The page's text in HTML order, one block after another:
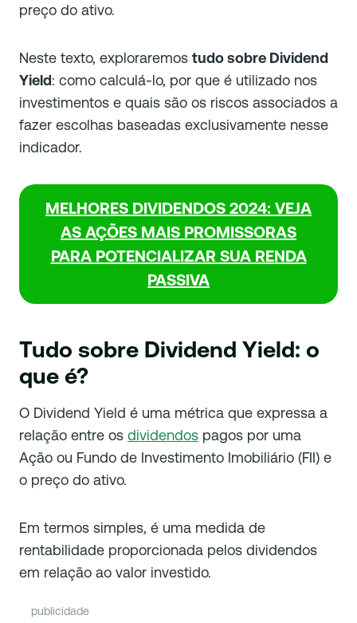
preço do ativo.
Neste texto, exploraremos tudo sobre Dividend
Yield: como calculá-lo, por que é utilizado nos
investimentos e quais são os riscos associados a
fazer escolhas baseadas exclusivamente nesse
indicador.
MELHORES DIVIDENDOS 2024: VEJA
AS AÇÕES MAIS PROMISSORAS
PARA POTENCIALIZAR SUA RENDA
PASSIVA
Tudo sobre Dividend Yield: o
que é?
O Dividend Yield é uma métrica que expressa a
relação entre os dividendos pagos por uma
Ação ou Fundo de Investimento Imobiliário (FII) e
o preço do ativo.
Em termos simples, é uma medida de
rentabilidade proporcionada pelos dividendos
em relação ao valor investido.
publicidade